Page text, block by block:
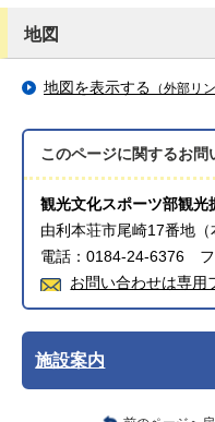
地図
地図を表示する （外部リ
このページに関するお問
観光文化スポーツ部観光
由利本荘市尾崎17番地（
電話：0184-24-6376
お問い合わせは専用
施設案内